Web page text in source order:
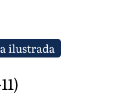
ilustrada